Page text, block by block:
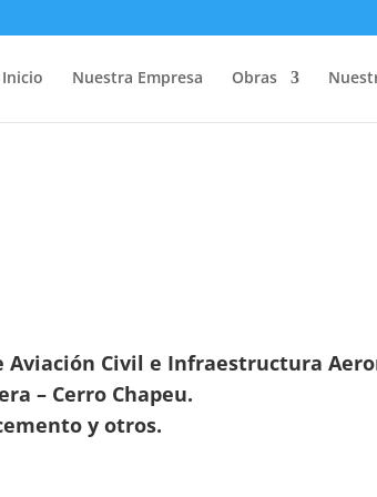
Inicio Nuestra Empresa Obras
Aviación Civil e Infraestructura
– Cerro Chapeu.
y otros.